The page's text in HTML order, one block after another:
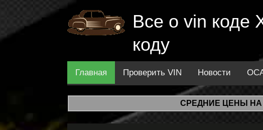
Все о vin коде
коду
Главная Проверить VIN Новости
СРЕДНИЕ ЦЕНЫ НА